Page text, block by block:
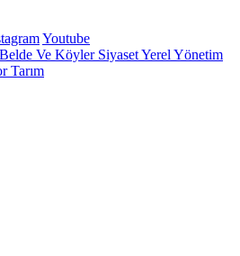
Youtube
Belde Ve KöylerSiyasetYerel Yönetim
Tarım